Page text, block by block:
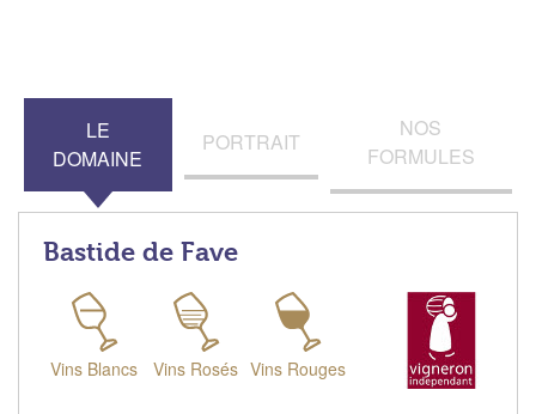
LE
DOMAINE
PORTRAIT
NOS
FORMULES
Bastide de Fave
Vins Blancs Vins Rosés Vins Rouges